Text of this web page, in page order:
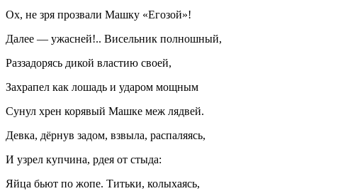
Ох, не зря прозвали Машку «Егозой»!
Далее — ужасней!.. Висельник полношный,
Раззадорясь дикой властию своей,
Захрапел как лошадь и ударом мощным
Сунул хрен корявый Машке меж лядвей.
Девка, дёрнув задом, взвыла, распаляясь,
И узрел купчина, рдея от стыда:
Яйца бьют по жопе. Титьки, колыхаясь,